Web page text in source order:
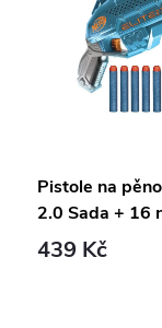
Pistole na
2.0 Sada + 16
439 Kč